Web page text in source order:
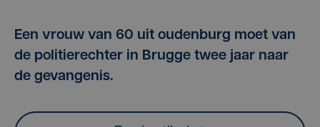
Een vrouw van 60 uit oudenburg moet van
de politierechter in Brugge twee jaar naar
de gevangenis.